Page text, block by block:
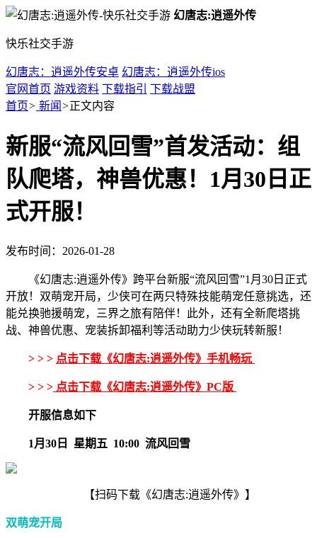
幻唐志:逍遥外传
快乐社交手游
幻唐志：逍遥外传安卓 幻唐志：逍遥外传ios
官网首页 游戏资料 下载指引
下载战盟
首页> 新闻 >正文内容
新服“流风回雪”首发活动：组
队爬塔，神兽优惠！1月30日正
式开服！
发布时间：2026-01-28
《幻唐志:逍遥外传》跨平台新服“流风回雪”1月30日正式
开放！双萌宠开局，少侠可在两只特殊技能萌宠任意挑选，还
能兑换驰援萌宠，三界之旅有陪伴！此外，还有全新爬塔挑
战、神兽优惠、宠装拆卸福利等活动助力少侠玩转新服！
> > > 点击下载《幻唐志:逍遥外传》手机畅玩
> > > 点击下载《幻唐志:逍遥外传》PC版
开服信息如下
1月30日 星期五 10:00 流风回雪
【扫码下载《幻唐志:逍遥外传》】
双萌宠开局